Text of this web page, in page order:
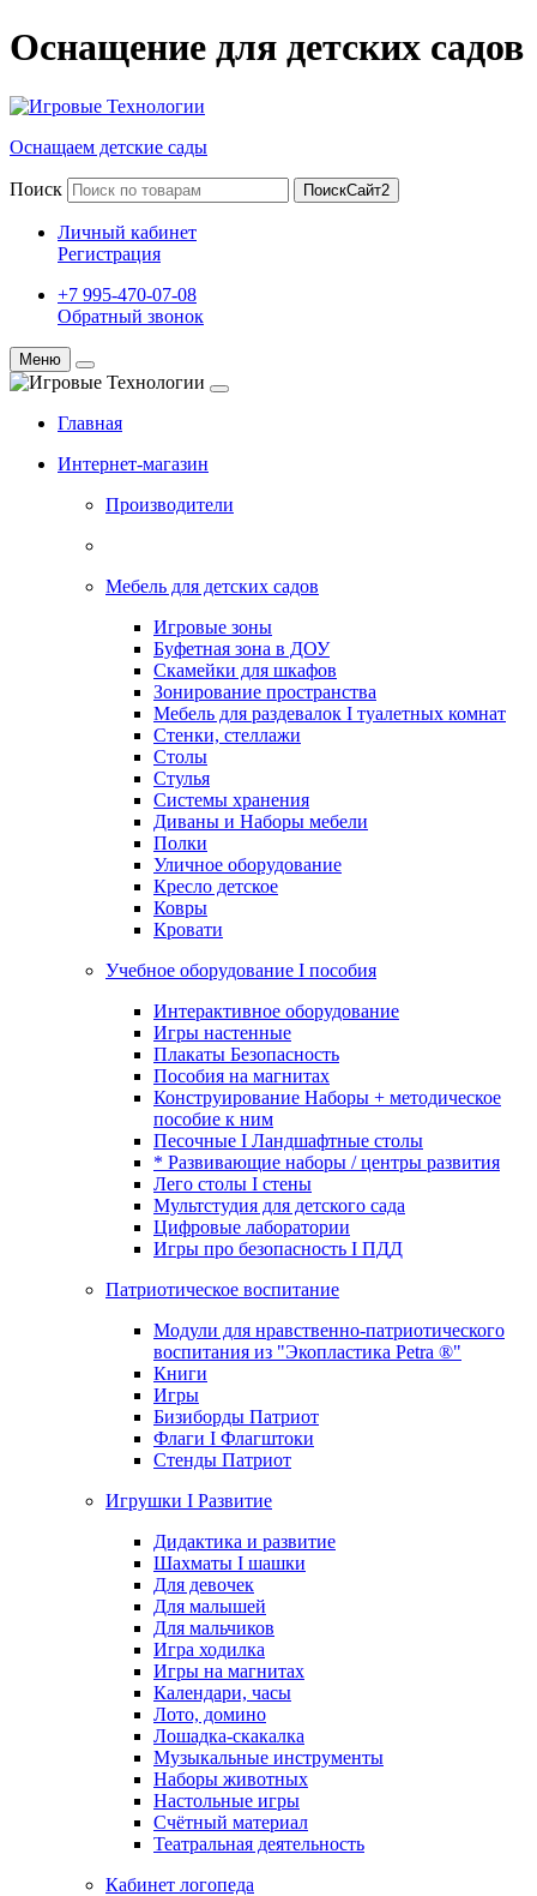
Оснащение для детских садов
Оснащаем детские сады
Поиск ПоискСайт2
Личный кабинет
Регистрация
+7 995-470-07-08
Обратный звонок
Меню
Главная
Интернет-магазин
Производители
Мебель для детских садов
Игровые зоны
Буфетная зона в ДОУ
Скамейки для шкафов
Зонирование пространства
Мебель для раздевалок I туалетных комнат
Стенки, стеллажи
Столы
Стулья
Системы хранения
Диваны и Наборы мебели
Полки
Уличное оборудование
Кресло детское
Ковры
Кровати
Учебное оборудование I пособия
Интерактивное оборудование
Игры настенные
Плакаты Безопасность
Пособия на магнитах
Конструирование Наборы + методическое
пособие к ним
Песочные I Ландшафтные столы
* Развивающие наборы / центры развития
Лего столы I стены
Мультстудия для детского сада
Цифровые лаборатории
Игры про безопасность I ПДД
Патриотическое воспитание
Модули для нравственно-патриотического
воспитания из "Экопластика Petra ®"
Книги
Игры
Бизиборды Патриот
Флаги I Флагштоки
Стенды Патриот
Игрушки I Развитие
Дидактика и развитие
Шахматы I шашки
Для девочек
Для малышей
Для мальчиков
Игра ходилка
Игры на магнитах
Календари, часы
Лото, домино
Лошадка-скакалка
Музыкальные инструменты
Наборы животных
Настольные игры
Счётный материал
Театральная деятельность
Кабинет логопеда